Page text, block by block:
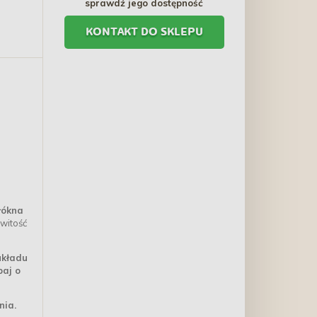
szary
o
sprawdź jego dostępność
KONTAKT DO SKLEPU